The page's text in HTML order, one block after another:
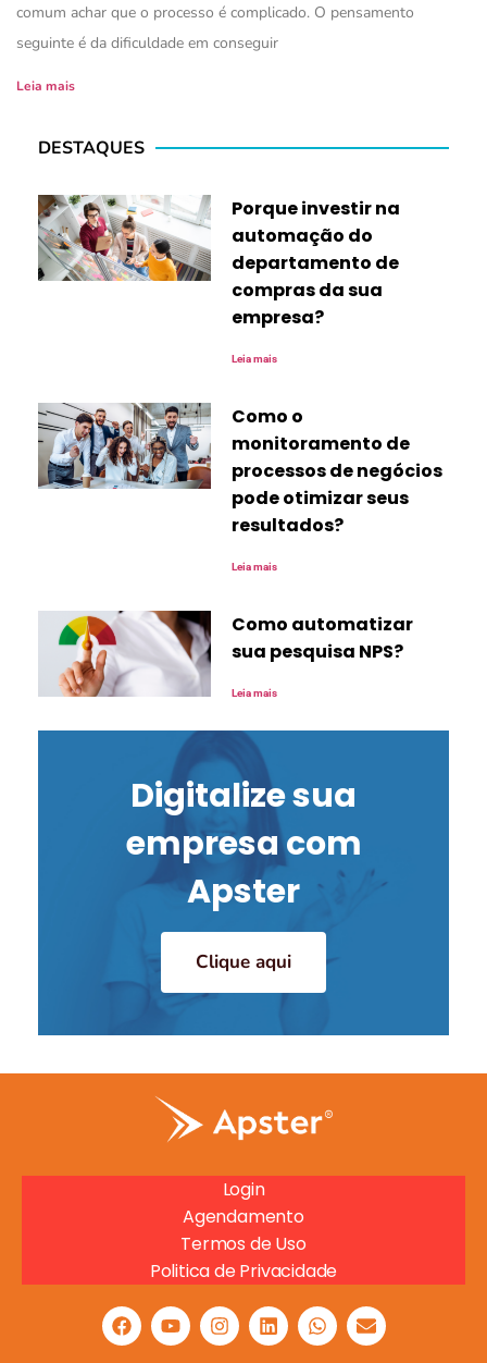
comum achar que o processo é complicado. O pensamento
seguinte é da dificuldade em conseguir
Leia mais
DESTAQUES
Porque investir na
automação do
departamento de
compras da sua
empresa?
Leia mais
Como o
monitoramento de
processos de negócios
pode otimizar seus
resultados?
Leia mais
Como automatizar
sua pesquisa NPS?
Leia mais
Digitalize sua
empresa com
Apster
Clique aqui
Login
Agendamento
Termos de Uso
Politica de Privacidade